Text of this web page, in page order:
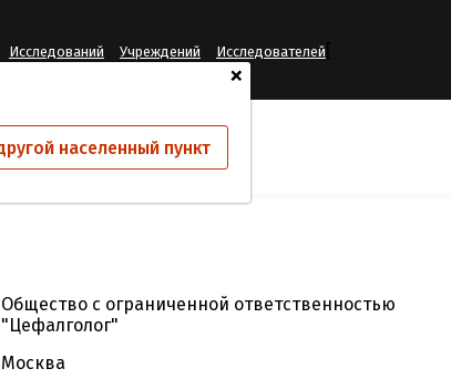
+
населенный пункт
Исследований Учреждений Исследователей
"Цефалголог"
Общество с ограниченной ответственностью
"Цефалголог"
Москва